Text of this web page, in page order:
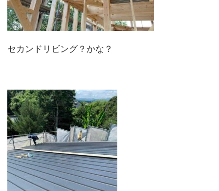
セカンドリビング？かな？